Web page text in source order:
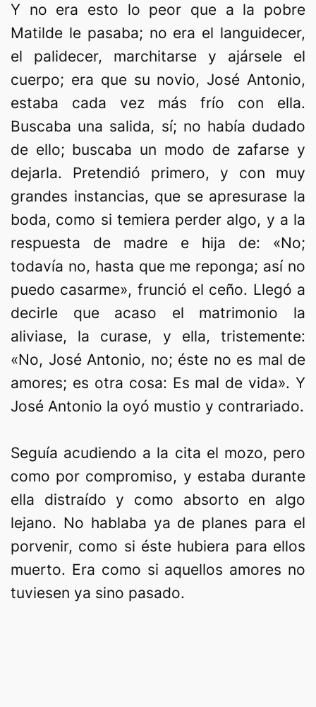
Y no era esto lo peor que a la pobre
Matilde le pasaba; no era el languidecer,
el palidecer, marchitarse y ajársele el
cuerpo; era que su novio, José Antonio,
estaba cada vez más frío con ella.
Buscaba una salida, sí; no había dudado
de ello; buscaba un modo de zafarse y
dejarla. Pretendió primero, y con muy
grandes instancias, que se apresurase la
boda, como si temiera perder algo, y a la
respuesta de madre e hija de: «No;
todavía no, hasta que me reponga; así no
puedo casarme», frunció el ceño. Llegó a
decirle que acaso el matrimonio la
aliviase, la curase, y ella, tristemente:
«No, José Antonio, no; éste no es mal de
amores; es otra cosa: Es mal de vida». Y
José Antonio la oyó mustio y contrariado.
Seguía acudiendo a la cita el mozo, pero
como por compromiso, y estaba durante
ella distraído y como absorto en algo
lejano. No hablaba ya de planes para el
porvenir, como si éste hubiera para ellos
muerto. Era como si aquellos amores no
tuviesen ya sino pasado.